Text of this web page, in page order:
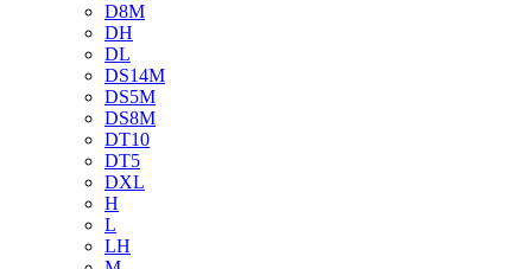
D8M
DH
DL
DS14M
DS5M
DS8M
DT10
DT5
DXL
H
L
LH